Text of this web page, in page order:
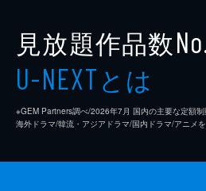
見放題作品数
U-NEXTとは
※GEM Partners調べ/2026年7⽉ 国内の主要な定額
海外ドラマ/韓流・アジアドラマ/国内ドラマ/アニメ